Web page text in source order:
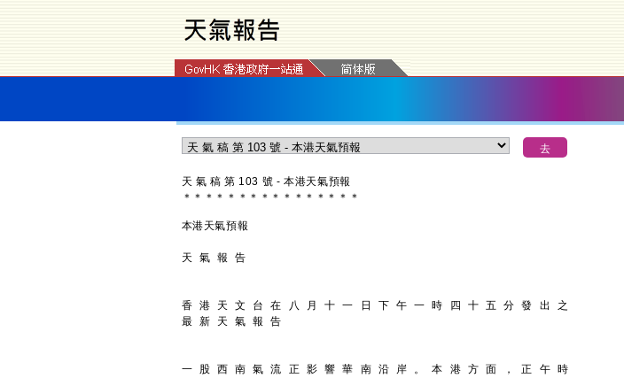
天 氣 稿 第 103 號 - 本港天氣預報
＊ ＊ ＊ ＊ ＊ ＊ ＊ ＊ ＊ ＊ ＊ ＊ ＊ ＊ ＊ ＊
本港天氣預報
天 氣 報 告
香 港 天 文 台 在 八 月 十 一 日 下 午 一 時 四 十 五 分 發 出 之
最 新 天 氣 報 告
一 股 西 南 氣 流 正 影 響 華 南 沿 岸 。 本 港 方 面 ， 正 午 時